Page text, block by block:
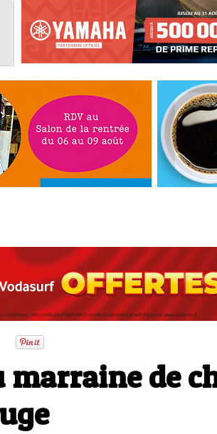
de